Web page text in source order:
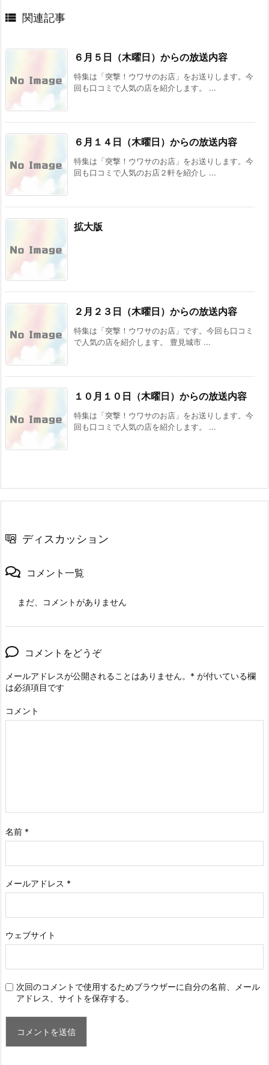
 関連記事
６月５日（木曜日）からの放送内容
特集は「突撃！ウワサのお店」をお送りします。今
回も口コミで人気の店を紹介します。 ...
６月１４日（木曜日）からの放送内容
特集は「突撃！ウワサのお店」をお送りします。今
回も口コミで人気のお店２軒を紹介し ...
拡大版
２月２３日（木曜日）からの放送内容
特集は「突撃！ウワサのお店」です。今回も口コミ
で人気の店を紹介します。 豊見城市 ...
１０月１０日（木曜日）からの放送内容
特集は「突撃！ウワサのお店」をお送りします。今
回も口コミで人気の店を紹介します。 ...
ディスカッション
コメント一覧
まだ、コメントがありません
コメントをどうぞ
メールアドレスが公開されることはありません。 * が付いている欄
は必須項目です
コメント
名前 *
メールアドレス *
ウェブサイト
次回のコメントで使用するためブラウザーに自分の名前、メール
アドレス、サイトを保存する。